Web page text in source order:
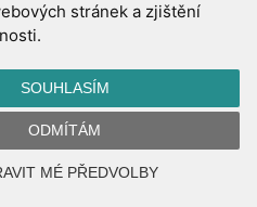
stránek a zjištění
SOUHLASÍM
ODMÍTÁM
MÉ PŘEDVOLBY
organizace, Vsetínská 78, 757
Meziříčí
kraje. Telefon:571 611 928, Mobil:777
info@astrovm.cz